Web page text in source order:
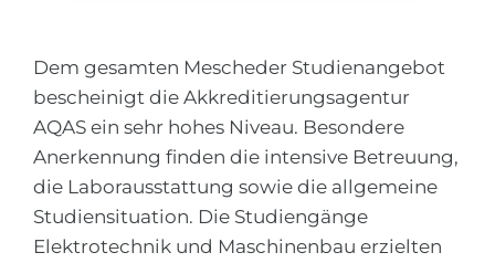
Профессии
Специальности
Примеры вакансий
КАРЬЕРНОЕ ОРИЕНТИРОВАНИЕ
Медицина
Инженерия
Физика
Другая специальность
Dem gesamten Mescheder Studienangebot
bescheinigt die Akkreditierungsagentur
AQAS ein sehr hohes Niveau. Besondere
Anerkennung finden die intensive Betreuung,
die Laborausstattung sowie die allgemeine
Studiensituation. Die Studiengänge
Elektrotechnik und Maschinenbau erzielten